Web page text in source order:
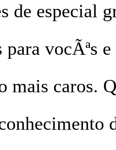
de especial
para vocÃªs
mais caros.